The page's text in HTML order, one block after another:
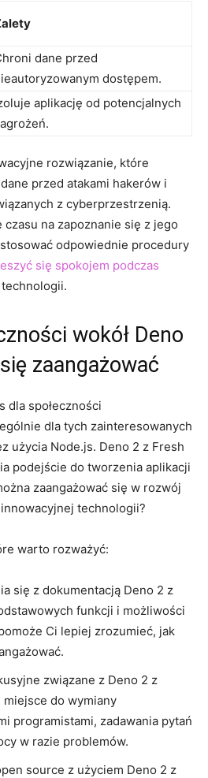
⁢dane przed⁣
dostępem.
⁢aplikację od potencjalnych
‌rozwiązanie, które⁢
przed atakami‍ hakerów i
z⁣ cyberprzestrzenią.
na ⁢zapoznanie się z jego
odpowiednie procedury
się spokojem podczas
wokół ⁣Deno
zaangażować
dla społeczności
dla tych zainteresowanych
użycia⁤ Node.js. Deno ​2 z Fresh
podejście do tworzenia aplikacji
zaangażować się⁢ w rozwój
technologii?
warto rozważyć:
się z dokumentacją Deno 2‍ z
funkcji⁤ i ⁤możliwości
Ci lepiej ‌zrozumieć, jak
związane⁤ z ⁣Deno 2 ‍z
miejsce do⁤ wymiany
programistami, zadawania‌ pytań
w ​razie problemów.
⁢source z użyciem Deno ‌2 z‌